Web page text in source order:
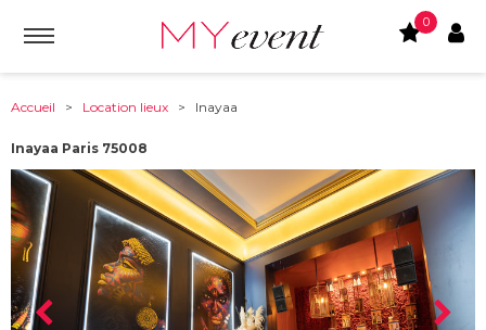
0
Accueil > Location lieux > Inayaa
Inayaa Paris 75008